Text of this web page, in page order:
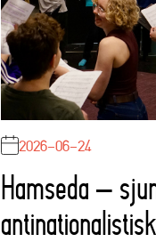
2026-06-24
Hamseda –